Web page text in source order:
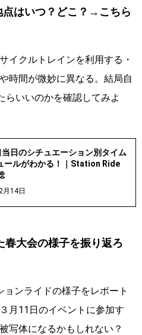
点はいつ？どこ？→こちら
イクルトレインを利用する・
時間が微妙に異なる。結局自
らいいのかを確認してみよ
日のシチュエーション別タイム
ールがわかる！｜Station Ride
月14日
春大会の様子を振り返ろ
ンライドの様子をレポート
月11日のイベントに参加す
写体になるかもしれない？